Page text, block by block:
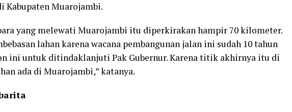
Kabupaten Muarojambi.
yang melewati Muarojambi itu diperkirakan hampir 70 kilometer.
lahan karena wacana pembangunan jalan ini sudah 10 tahun
ini untuk ditindaklanjuti Pak Gubernur. Karena titik akhirnya itu di
ada di Muarojambi,” katanya.